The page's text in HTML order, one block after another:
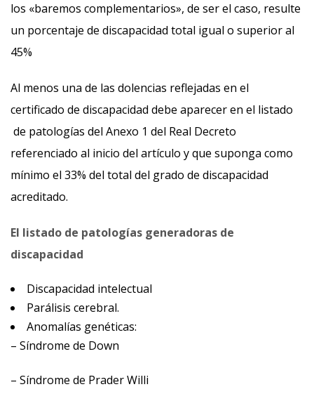
los «baremos complementarios», de ser el caso, resulte
un porcentaje de discapacidad total igual o superior al
45%
Al menos una de las dolencias reflejadas en el
certificado de discapacidad debe aparecer en el listado
de patologías del Anexo 1 del Real Decreto
referenciado al inicio del artículo y que suponga como
mínimo el 33% del total del grado de discapacidad
acreditado.
El listado de patologías generadoras de
discapacidad
Discapacidad intelectual
Parálisis cerebral.
Anomalías genéticas:
– Síndrome de Down
– Síndrome de Prader Willi